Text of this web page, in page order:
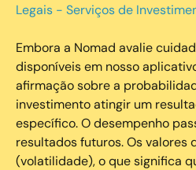
Legais - Serviços de
Embora a Nomad avalie
disponíveis em nosso
afirmação sobre a
investimento atingir um
específico. O desempenho
resultados futuros. Os valores
(volatilidade), o que significa